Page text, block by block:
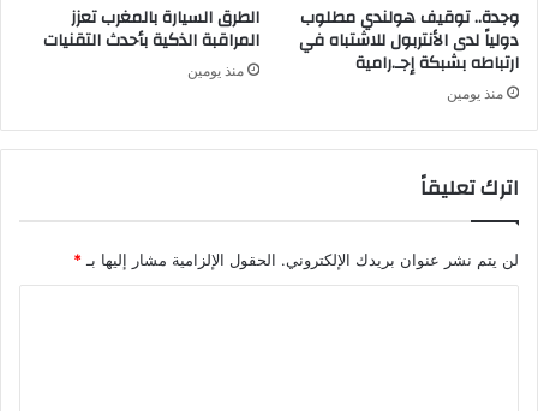
وجدة.. توقيف هولندي مطلوب
دولياً لدى الأنتربول للاشتباه في
ارتباطه بشبكة إجـ.رامية
منذ يومين
الطرق السيارة بالمغرب تعزز
المراقبة الذكية بأحدث التقنيات
منذ يومين
اترك تعليقاً
لن يتم نشر عنوان بريدك الإلكتروني. الحقول الإلزامية مشار إليها بـ *